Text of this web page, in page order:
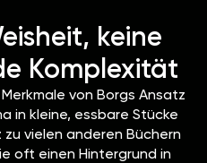
keine
Komplexität
von Borgs Ansatz
in kleine, essbare Stücke
vielen anderen Büchern
oft einen Hintergrund in